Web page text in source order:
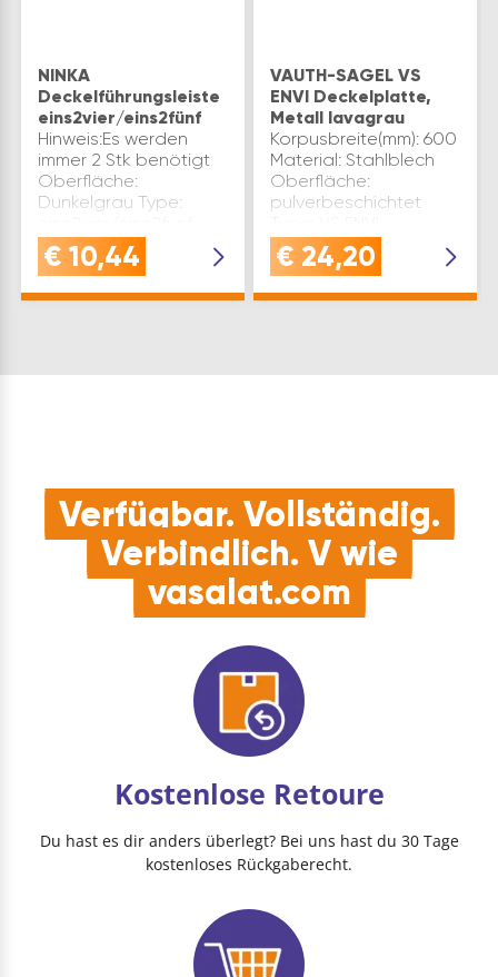
NINKA
Deckelführungsleiste
eins2vier/eins2fünf
Hinweis:Es werden
immer 2 Stk benötigt
Oberfläche:
Dunkelgrau Type:
Montageart:
Schrauben Material:
€ 10,44
VAUTH-SAGEL VS
ENVI Deckelplatte,
Metall lavagrau
Korpusbreite(mm): 600
Material: Stahlblech
Oberfläche:
pulverbeschichtet
Montageart:
festsitzend Marke:
€ 24,20
Verfügbar. Vollständig.
Verbindlich. V wie
vasalat.com
Kostenlose Retoure
Du hast es dir anders überlegt? Bei uns hast du 30 Tage
kostenloses Rückgaberecht.